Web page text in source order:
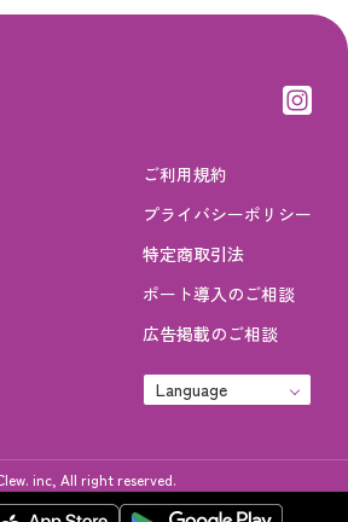
ご利用規約
プライバシーポリシー
特定商取引法
ポート導入のご相談
広告掲載のご相談
Language
inc, All right reserved.